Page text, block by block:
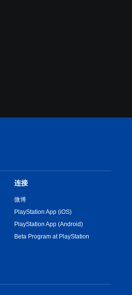
连接
微博
PlayStation App (iOS)
PlayStation App (Android)
Beta Program at PlayStation